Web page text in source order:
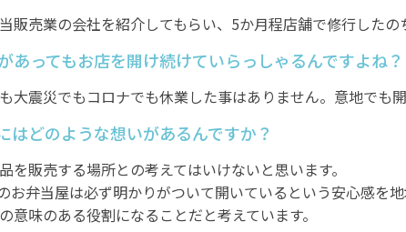
販売業の会社を紹介してもらい、5か月程店舗で修行したの
ってもお店を開け続けていらっしゃるんですよね？
大震災でもコロナでも休業した事はありません。意地でも開
どのような想いがあるんですか？
を販売する場所との考えてはいけないと思います。
お弁当屋は必ず明かりがついて開いているという安心感を地
意味のある役割になることだと考えています。